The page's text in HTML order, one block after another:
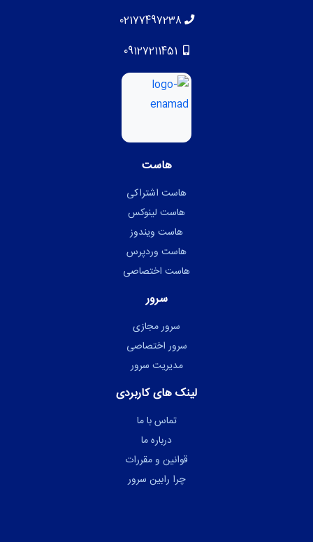
02177497238
هاست
هاست اشتراکی
هاست لینوکس
هاست ویندوز
هاست وردپرس
هاست اختصاصی
سرور
سرور مجازی
سرور اختصاصی
مدیریت سرور
لینک های کاربردی
تماس با ما
درباره ما
قوانین و مقررات
چرا رابین سرور